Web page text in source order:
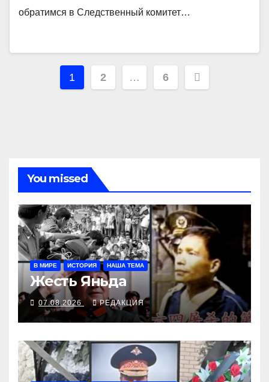
обратимся в Следственный комитет…
Навигация
1 2 … 6
You missed
В МИРЕ ИСТОРИЯ НАША ТЕМА
Жесть Яньда
07.08.2026 РЕДАКЦИЯ